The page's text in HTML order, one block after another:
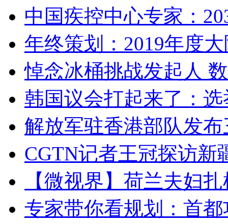
中国疾控中心专家：
年终策划：2019年度
悼念冰桶挑战发起人
韩国议会打起来了：
解放军驻香港部队发
CGTN记者王冠探访新
【微视界】荷兰夫妇
专家带你看规划：首